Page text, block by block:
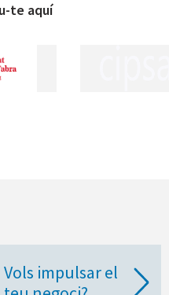
te aquí
Vols impulsar el